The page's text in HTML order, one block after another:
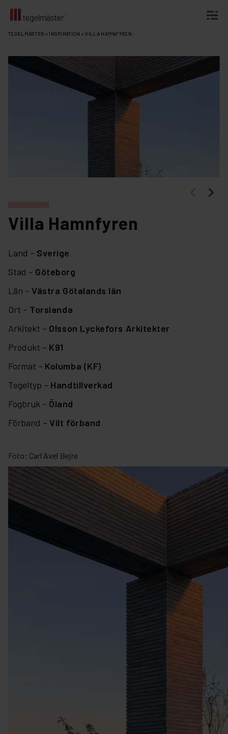
Fortsätt
innehållet
TEGELMÄSTER > INSPIRATION >VILLA HAMNFYREN
Villa Hamnfyren
Land – Sverige
Stad – Göteborg
Län – Västra Götalands län
Ort – Torslanda
Arkitekt – Olsson Lyckefors Arkitekter
Produkt – K91
Format – Kolumba (KF)
Tegeltyp – Handtillverkad
Fogbruk – Öland
Förband – Vilt förband
Foto: Carl Axel Bejre
Videospelare